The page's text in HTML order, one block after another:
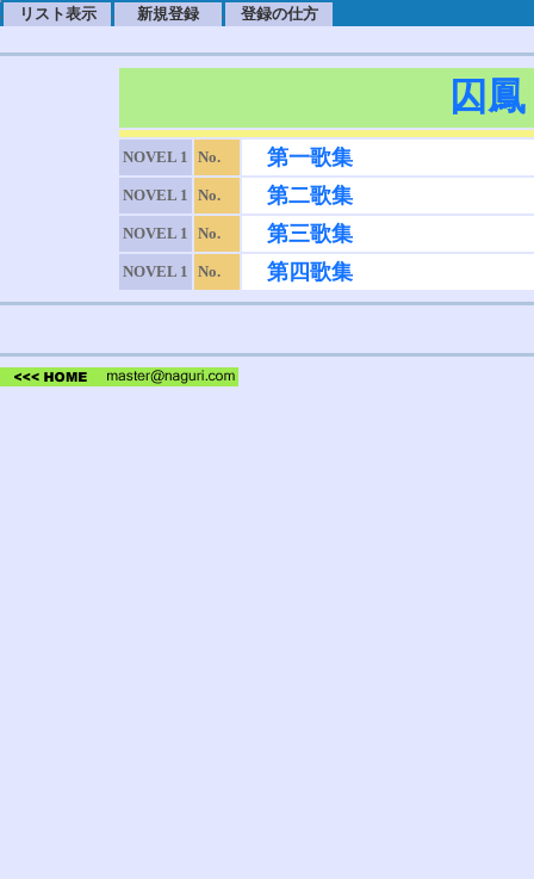
. リスト表示 . 新規登録 . 登録の仕方
囚鳳
NOVEL 1 No. 第一歌集
NOVEL 1 No. 第二歌集
NOVEL 1 No. 第三歌集
NOVEL 1 No. 第四歌集